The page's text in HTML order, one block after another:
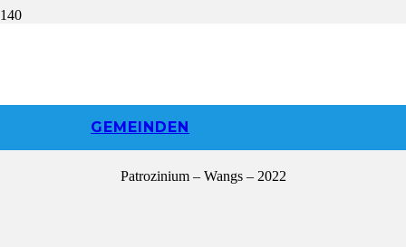
GEMEINDEN
Wangs | 2022
Patrozinium – Wangs – 2022